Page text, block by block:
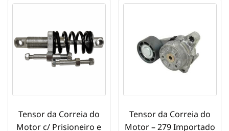
Tensor da Correia do
Motor c/ Prisioneiro e
Tensor da Correia do
Motor – 279 Importado